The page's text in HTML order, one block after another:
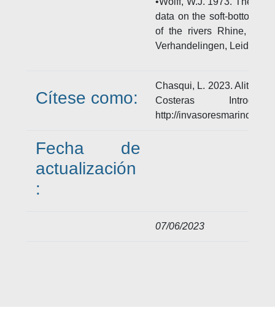
data on the soft-bottom
of the rivers Rhine,
Verhandelingen, Leiden.
Cítese como:
Chasqui, L. 2023. Alitta
Costeras
http://
Fecha de
actualización
:
07/06/2023